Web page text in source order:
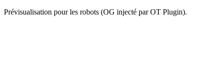
Prévisualisation pour les robots (OG injecté par OT Plugin).